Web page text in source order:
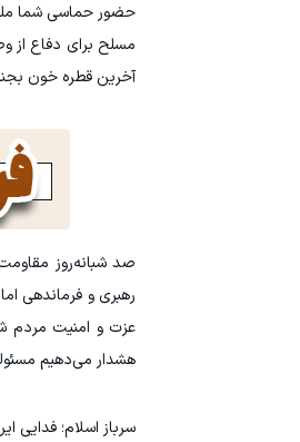
حضور حماسی شما
مسلح برای دفاع از
آخرین قطره خون
صد شبانه‌روز
رهبری و فرماندهی
عزت و امنیت مردم
هشدار می‌دهیم
سرباز اسلام؛ فدایی